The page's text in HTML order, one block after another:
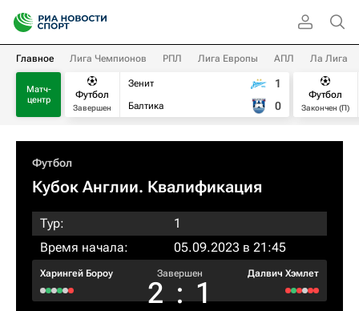
Главное Лига Чемпионов РПЛ Лига Европы АПЛ Ла Лига
Матч-
центр
Футбол
Завершен
Зенит
Балтика
1
0
Футбол
Закончен (П)
Футбол
Кубок Англии. Квалификация
Тур:
1
Время начала:
05.09.2023 в 21:45
Харингей Бороу Завершен
2 : 1
Далвич Хэмлет